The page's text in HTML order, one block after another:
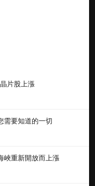
片股上漲
需要知道的一切
峽重新開放而上漲